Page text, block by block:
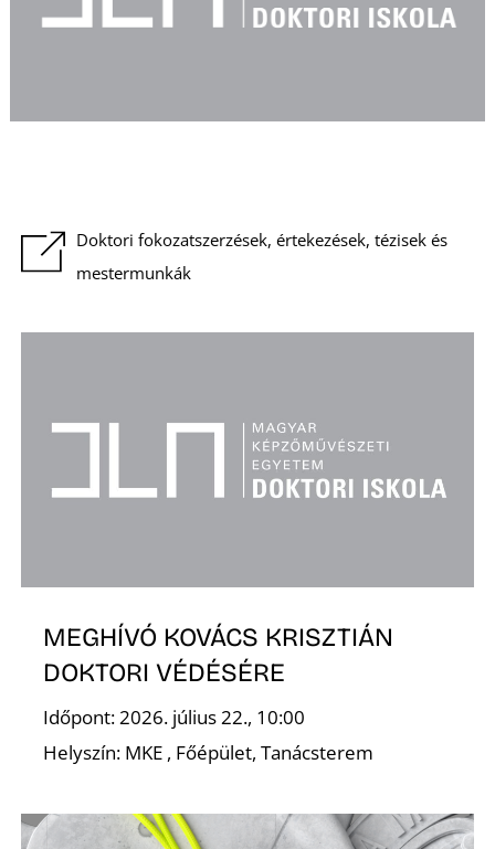
Doktori fokozatszerzések, értekezések, tézisek és
mestermunkák
MEGHÍVÓ KOVÁCS KRISZTIÁN
DOKTORI VÉDÉSÉRE
Időpont: 2026. július 22., 10:00
Helyszín: MKE , Főépület, Tanácsterem